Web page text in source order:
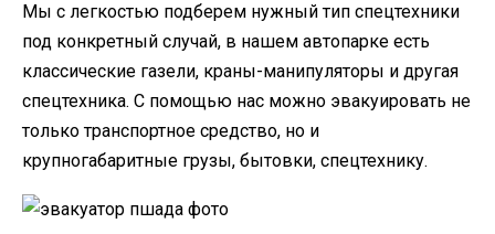
Мы с легкостью подберем нужный тип спецтехники
под конкретный случай, в нашем автопарке есть
классические газели, краны-манипуляторы и другая
спецтехника. С помощью нас можно эвакуировать не
только транспортное средство, но и
крупногабаритные грузы, бытовки, спецтехнику.